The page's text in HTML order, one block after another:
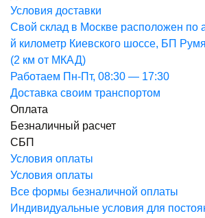
Условия доставки
Свой склад в Москве расположен по
й километр Киевского шоссе, БП
(2 км от МКАД)
Работаем Пн-Пт, 08:30 — 17:30
Доставка своим транспортом
Оплата
Безналичный расчет
СБП
Условия оплаты
Условия оплаты
Все формы безналичной оплаты
Индивидуальные условия для